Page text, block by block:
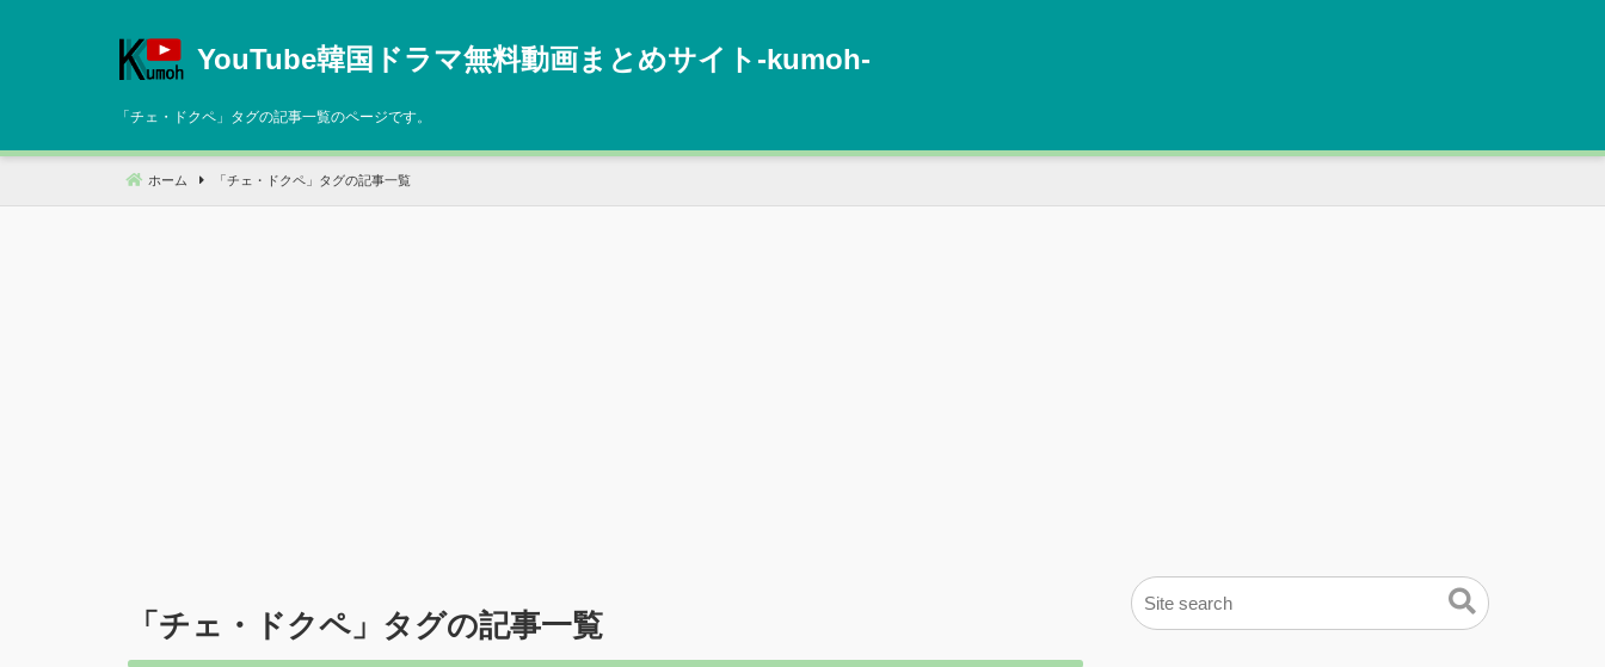
へ
動
YouTube韓国ドラマ無料動画まとめサイト‐kumoh‐
「 チェ・ドクペ 」タグの記事一覧のページです。
ホーム 「 チェ・ドクペ」タグの記事一覧
「 チェ・ドクペ 」タグの記事一覧